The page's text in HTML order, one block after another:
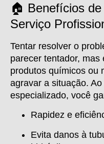
🏠 Benefícios
Serviço
Tentar resolver o
parecer tentador,
produtos químicos ou
agravar a situação.
especializado, você
Rapidez e
Evita danos à